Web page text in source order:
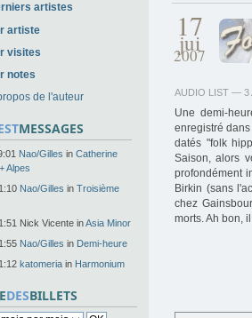
artistes
artiste
visites
notes
de l'auteur
MESSAGES
Nao/Gilles in Catherine
Alpes
Nao/Gilles in Troisième
Nick Vicente inAsia Minor
Nao/Gilles in Demi-heure
katomeria in Harmonium
DESBILLETS
17
jui
2007
AUDIO LIST — 3
Une demi-
enregistré
datés "folk
Saison, alors
profondément
Birkin (sans
chez
morts. Ah bon,